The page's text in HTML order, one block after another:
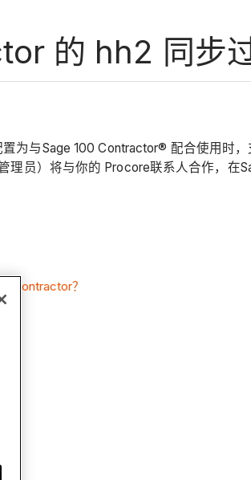
的 hh2 同步
为与Sage 100 Contractor® 配合使用时
理员）将与你的 Procore联系人合作，在
Contractor？